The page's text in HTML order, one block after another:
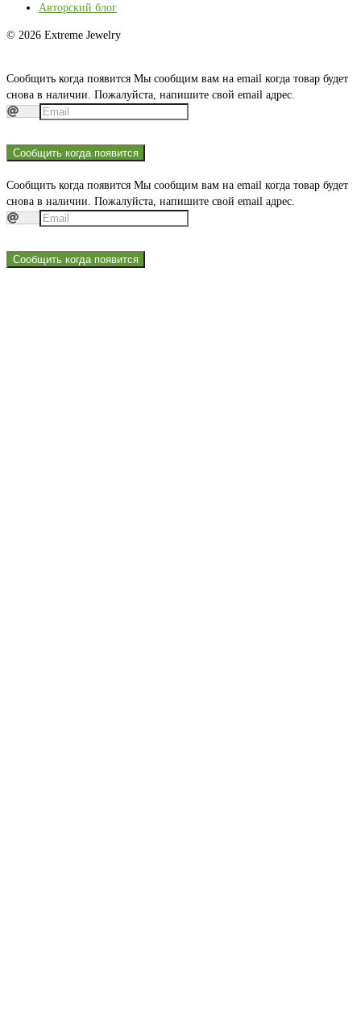
Авторский блог
© 2026 Extreme Jewelry
Сообщить когда появится Мы сообщим вам на email когда товар будет
снова в наличии. Пожалуйста, напишите свой email адрес.
Сообщить когда появится
Сообщить когда появится Мы сообщим вам на email когда товар будет
снова в наличии. Пожалуйста, напишите свой email адрес.
Сообщить когда появится